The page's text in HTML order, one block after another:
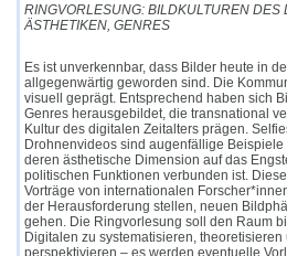
RINGVORLESUNG: BILDKULTUREN DES
ÄSTHETIKEN, GENRES
Es ist unverkennbar, dass Bilder heute in
allgegenwärtig geworden sind. Die
visuell geprägt. Entsprechend haben sich
Genres herausgebildet, die transnational
Kultur des digitalen Zeitalters prägen.
Drohnenvideos sind augenfällige
deren ästhetische Dimension auf das
politischen Funktionen verbunden ist.
Vorträge von internationalen
der Herausforderung stellen, neuen
gehen. Die Ringvorlesung soll den Raum
Digitalen zu systematisieren, theoretisieren
perspektivieren – es werden eventuelle